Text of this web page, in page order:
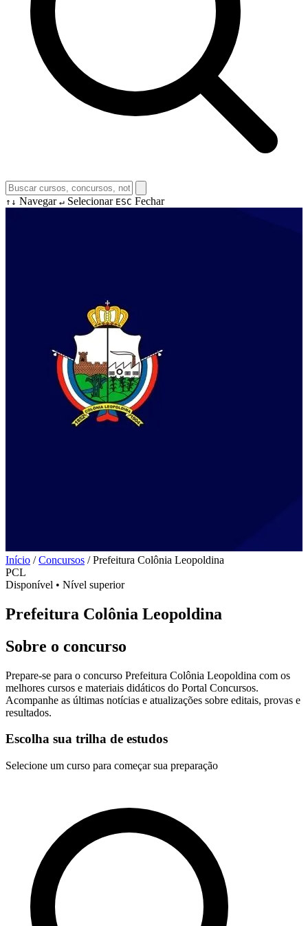
↑↓ Navegar ↵ Selecionar ESC Fechar
Início / Concursos / Prefeitura Colônia Leopoldina
PCL
Disponível • Nível superior
Prefeitura Colônia Leopoldina
Sobre o concurso
Prepare-se para o concurso Prefeitura Colônia Leopoldina com os
melhores cursos e materiais didáticos do Portal Concursos.
Acompanhe as últimas notícias e atualizações sobre editais, provas e
resultados.
Escolha sua trilha de estudos
Selecione um curso para começar sua preparação